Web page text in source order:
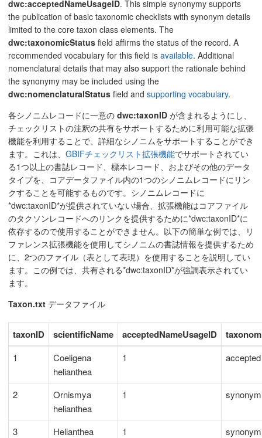
dwc:acceptedNameUsageID. This simple synonymy supports
the publication of basic taxonomic checklists with synonym details
limited to the core taxon class elements. The
dwc:taxonomicStatus field affirms the status of the record. A
recommended vocabulary for this field is available. Additional
nomenclatural details that may also support the rationale behind
the synonymy may be included using the
dwc:nomenclaturalStatus field and supporting vocabulary.
各シノニムレコードに一意の dwc:taxonID が含まれるようにし、
チェックリストの注釈の共有をサポートするために利用可能な拡張
機能を利用することで、詳細なシノニムをサポートすることができ
ます。これは、 GBIFチェックリスト拡張機能でサポートされてい
る1つ以上の書誌レコード、標本レコード、およびその他のデータ
タイプを、コアデータファイル内の1つのシノニムレコードにリン
クすることを可能するものです。シノニムレコードに
*dwc:taxonID*が提供されていない場合、拡張機能はコアファイル
のタクソンレコードへのリンクを提供するために*dwc:taxonID*に
依存するので使用することができません。以下の簡単な例では、リ
ファレンス拡張機能を使用してシノニムの書誌情報を提供するため
に、2つのファイル（表として表現）を使用することを説明してい
ます。この例では、共有される*dwc:taxonID*が強調表示されてい
ます。
Taxon.txt データファイル
taxonID scientificName acceptedNameUsageID
1
Coeligena
helianthea
1 accepted
2
Ornismya
helianthea
1 synonym
3
Helianthea
1 synonym